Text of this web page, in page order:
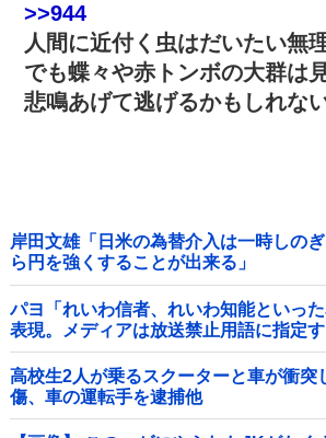
>>944
人間に近付く虫はだいたい無
でも蝶々や赤トンボの大群は
悲鳴あげて逃げるかもしれな
岸田文雄「日米の為替介入は一時しの
ら円を強くすることが出来る」
パヨ「れいわ信者、れいわ知能といっ
表現。メディアは放送禁止用語に指定す
高校生2人が乗るスクーターと車が衝突
傷、車の運転手を逮捕他